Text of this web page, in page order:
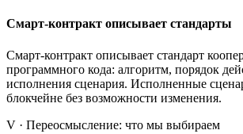
Смарт-контракт описывает стандарты
Смарт-контракт описывает стандарт
программного кода: алгоритм, порядок
исполнения сценария. Исполненные
блокчейне без возможности изменения.
V · Переосмысление: что мы выбираем